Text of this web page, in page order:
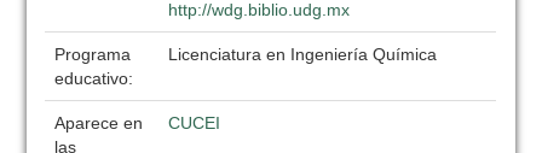
http://wdg.biblio.udg.mx
Programa
educativo:
Licenciatura en Ingeniería Química
Aparece en
las
CUCEI